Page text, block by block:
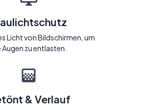
Licht von Bildschirmen, um
Augen zu entlasten.
& Verlauf